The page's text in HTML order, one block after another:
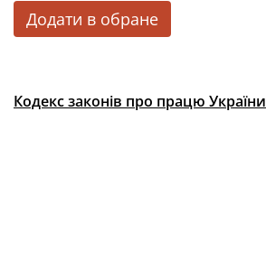
Додати в обране
Кодекс законів про працю України